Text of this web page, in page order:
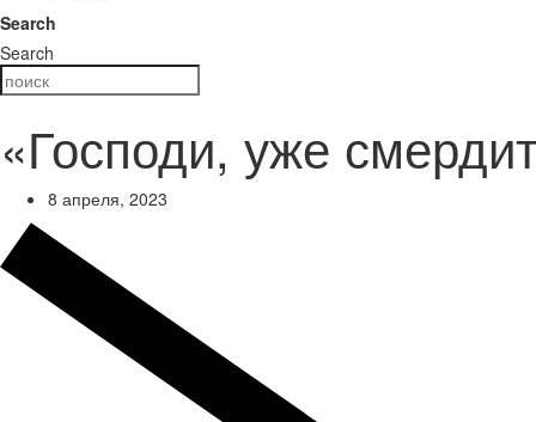
Search
Search
«Господи, уже
8 апреля, 2023